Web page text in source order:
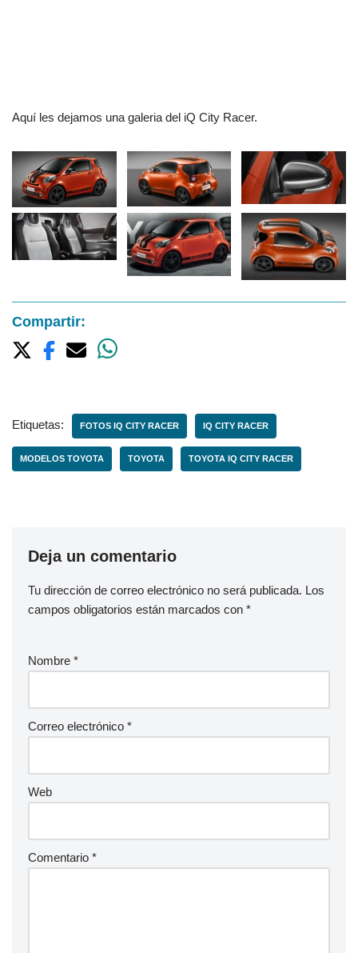
Aquí les dejamos una galeria del iQ City Racer.
Compartir:
Etiquetas: FOTOS IQ CITY RACER IQ CITY RACER
MODELOS TOYOTA TOYOTA TOYOTA IQ CITY RACER
Deja un comentario
Tu dirección de correo electrónico no será publicada. Los
campos obligatorios están marcados con *
Nombre *
Correo electrónico *
Web
Comentario *